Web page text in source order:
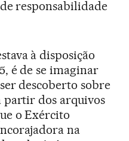
responsabilidade
à disposição
é de se imaginar
descoberto sobre
partir dos arquivos
o Exército
na